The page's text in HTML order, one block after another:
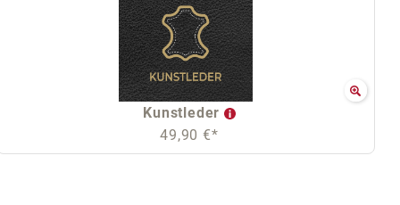
Kunstleder
49,90 €*